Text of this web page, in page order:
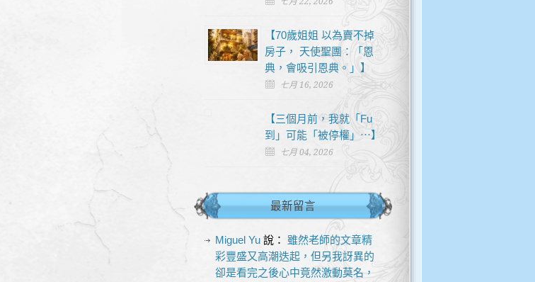
【70歲姐姐 以為賣不掉
房子， 天使聖團：「恩
典，會吸引恩典。」】
七月 16, 2026
【三個月前，我就「Fu
到」可能「被停權」⋯】
七月 04, 2026
最新留言
Miguel Yu說： 雖然老師的文章精
彩豐盛又高潮迭起，但另我訝異的
卻是看完之後心中竟然激動莫名，